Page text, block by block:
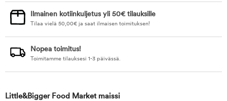
Ilmainen kotiinkuljetus yli 50€ tilauksille
Tilaa vielä 50,00€ ja saat ilmaisen toimituksen!
Nopea toimitus!
Toimitamme tilauksesi 1-3 päivässä.
Little&Bigger Food Market maissi